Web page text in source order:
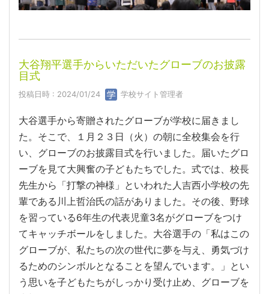
大谷翔平選手からいただいたグローブのお披露
目式
投稿日時 : 2024/01/24 学校サイト管理者
大谷選手から寄贈されたグローブが学校に届きまし
た。そこで、１月２３日（火）の朝に全校集会を行
い、グローブのお披露目式を行いました。届いたグロ
ーブを見て大興奮の子どもたちでした。式では、校長
先生から「打撃の神様」といわれた人吉西小学校の先
輩である川上哲治氏の話がありました。その後、野球
を習っている6年生の代表児童3名がグローブをつけ
てキャッチボールをしました。大谷選手の「私はこの
グローブが、私たちの次の世代に夢を与え、勇気づけ
るためのシンボルとなることを望んでいます。」とい
う思いを子どもたちがしっかり受け止め、グローブを